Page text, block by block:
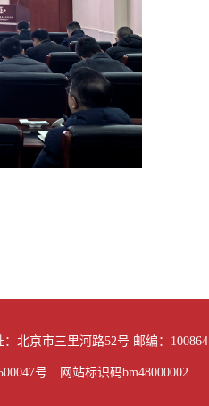
：北京市三里河路52号 邮编：100864
号 网站标识码bm48000002